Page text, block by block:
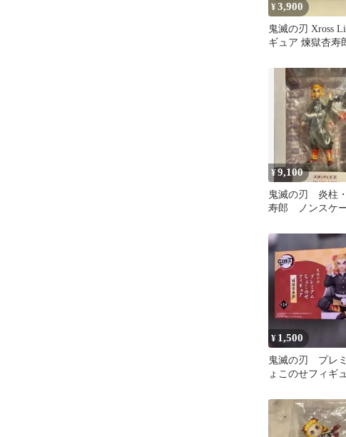
¥3,900
鬼滅の刃 Xross
ギュア 煉獄杏寿
¥9,100
鬼滅の刃 炎柱
寿郎 ノンスケ
¥ 1,500
鬼滅の刃 プレ
ょこのせフィギ